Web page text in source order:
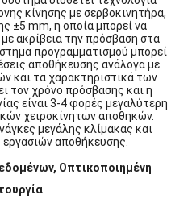
κίνησης με σερβοκινητήρα,
±5 mm, η οποία μπορεί να
ακρίβεια την πρόσβαση στα
προγραμματισμού μπορεί
αποθήκευσης ανάλογα με
και τα χαρακτηριστικά των
τον χρόνο πρόσβασης και η
είναι 3-4 φορές μεγαλύτερη
χειροκίνητων αποθηκών.
μεγάλης κλίμακας και
αποθήκευσης.
Οπτικοποιημένη